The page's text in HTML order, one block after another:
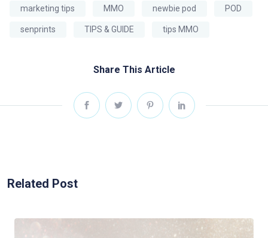
marketing tips MMO newbie pod POD
senprints TIPS & GUIDE tips MMO
Share This Article
Related Post